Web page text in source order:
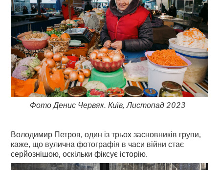
Фото Денис Червяк. Київ, Листопад 2023
Володимир Петров, один із трьох засновників групи,
каже, що вулична фотографія в часи війни стає
серйознішою, оскільки фіксує історію.